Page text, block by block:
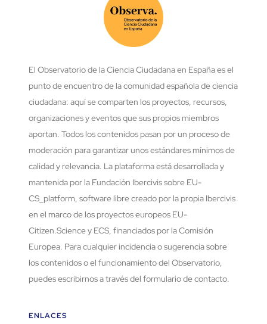
El Observatorio de la Ciencia Ciudadana en España es el
punto de encuentro de la comunidad española de ciencia
ciudadana: aquí se comparten los proyectos, recursos,
organizaciones y eventos que sus propios miembros
aportan. Todos los contenidos pasan por un proceso de
moderación para garantizar unos estándares mínimos de
calidad y relevancia. La plataforma está desarrollada y
mantenida por la Fundación Ibercivis sobre EU-
CS_platform, software libre creado por la propia Ibercivis
en el marco de los proyectos europeos EU-
Citizen.Science y ECS, financiados por la Comisión
Europea. Para cualquier incidencia o sugerencia sobre
los contenidos o el funcionamiento del Observatorio,
puedes escribirnos a través del formulario de contacto.
ENLACES